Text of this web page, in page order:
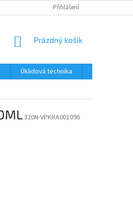
Přihlášení
NÁKUPNÍ
Prázdný košík
Úklidová technika
320N-VPKRA001096